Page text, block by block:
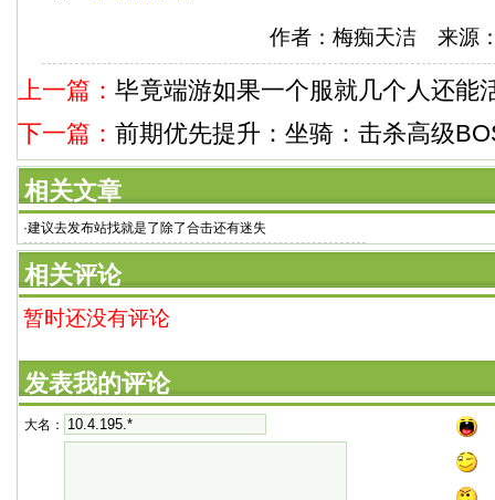
作者：梅痴天洁 来源
上一篇： 毕竟端游如果一个服就几个人还能
下一篇： 前期优先提升：坐骑：击杀高级
相关文章
·建议去发布站找就是了除了合击还有迷失
相关评论
暂时还没有评论
发表我的评论
大名：